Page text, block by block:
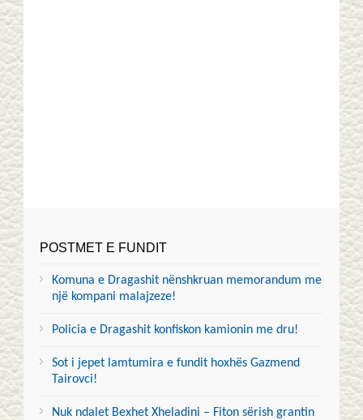
POSTMET E FUNDIT
Komuna e Dragashit nënshkruan memorandum me
një kompani malajzeze!
Policia e Dragashit konfiskon kamionin me dru!
Sot i jepet lamtumira e fundit hoxhës Gazmend
Tairovci!
Nuk ndalet Bexhet Xheladini – Fiton sërish grantin